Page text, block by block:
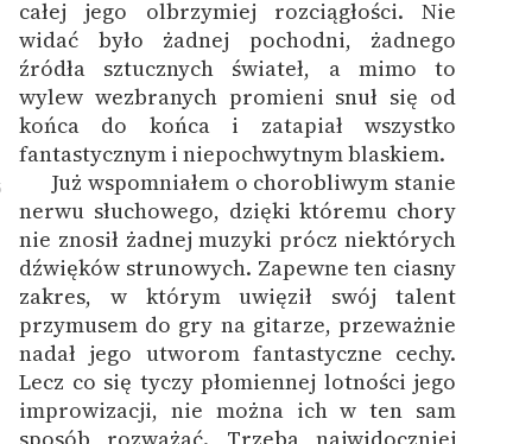
całej jego olbrzymiej rozciągłości. Nie
widać było żadnej pochodni, żadnego
źródła sztucznych świateł, a mimo to
wylew wezbranych promieni snuł się od
końca do końca i zatapiał wszystko
fantastycznym i niepochwytnym blaskiem.
Już wspomniałem o chorobliwym stanie
nerwu słuchowego, dzięki któremu chory
nie znosił żadnej muzyki prócz niektórych
dźwięków strunowych. Zapewne ten ciasny
zakres, w którym uwięził swój talent
przymusem do gry na gitarze, przeważnie
nadał jego utworom fantastyczne cechy.
Lecz co się tyczy płomiennej lotności jego
improwizacji, nie można ich w ten sam